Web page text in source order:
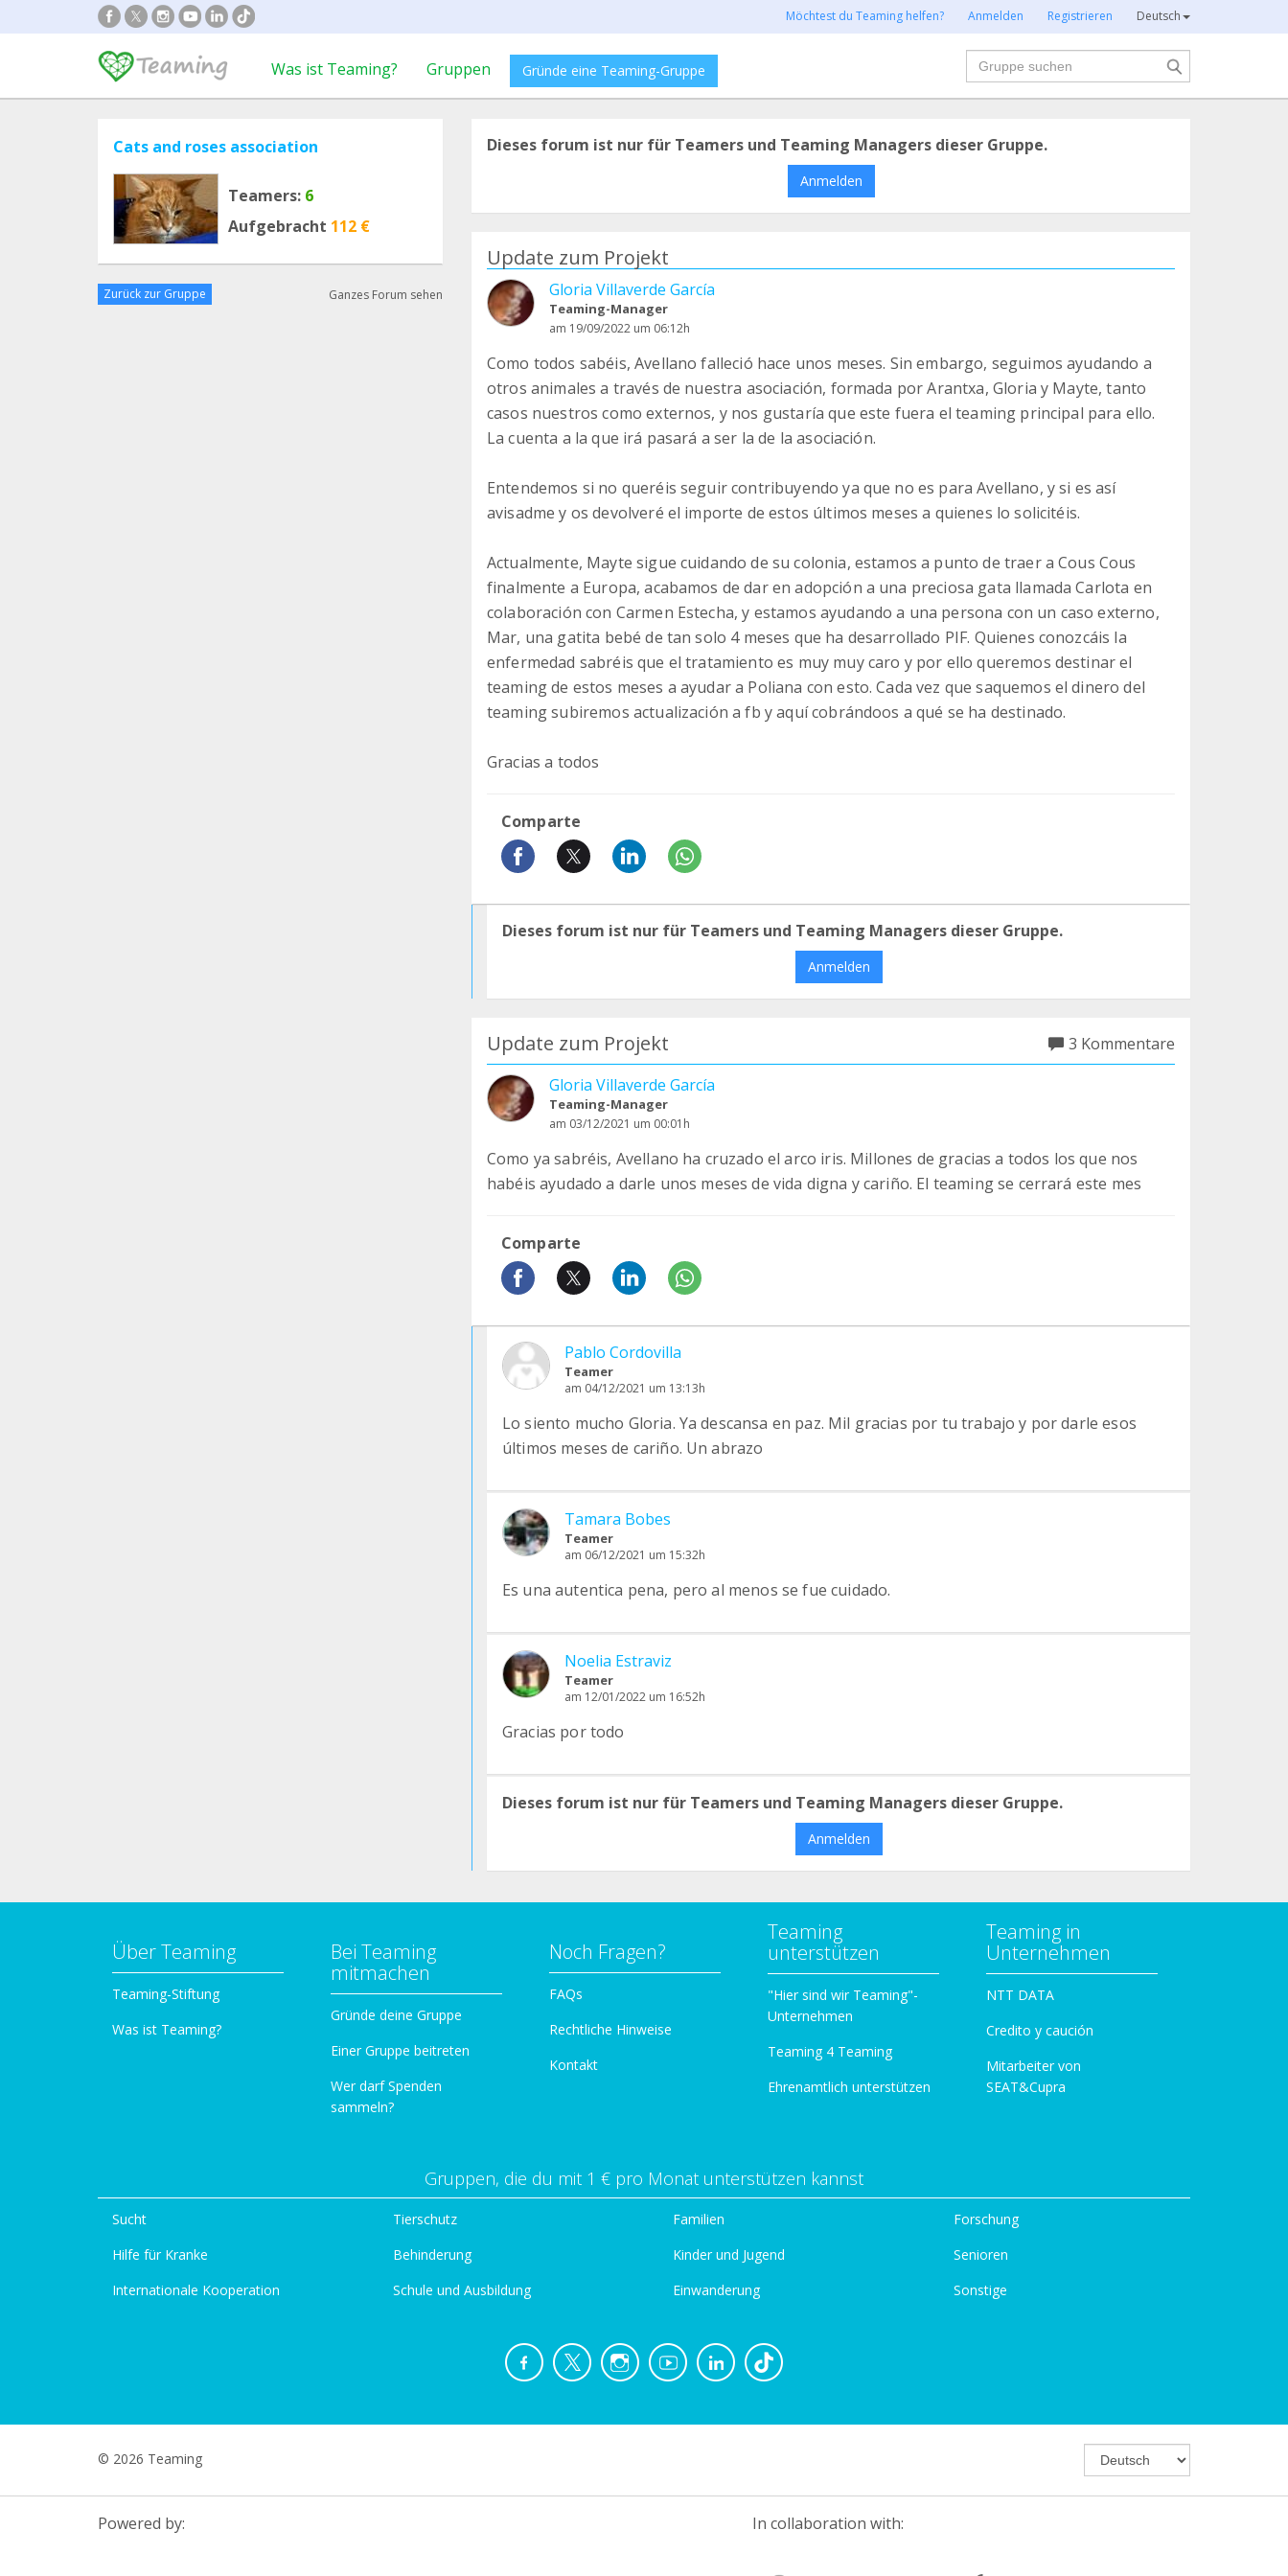
Möchtest du Teaming helfen? Anmelden Registrieren Deutsch
Was ist Teaming? Gruppen Gründe eine Teaming-Gruppe
Suche
Cats and roses association
Teamers: 6
Aufgebracht 112 €
Zurück zur Gruppe Ganzes Forum sehen
Dieses forum ist nur für Teamers und Teaming Managers dieser Gruppe.
Anmelden
Update zum Projekt
Gloria Villaverde García
Teaming-Manager
am 19/09/2022 um 06:12h
Como todos sabéis, Avellano falleció hace unos meses. Sin embargo, seguimos ayudando a
otros animales a través de nuestra asociación, formada por Arantxa, Gloria y Mayte, tanto
casos nuestros como externos, y nos gustaría que este fuera el teaming principal para ello.
La cuenta a la que irá pasará a ser la de la asociación.
Entendemos si no queréis seguir contribuyendo ya que no es para Avellano, y si es así
avisadme y os devolveré el importe de estos últimos meses a quienes lo solicitéis.
Actualmente, Mayte sigue cuidando de su colonia, estamos a punto de traer a Cous Cous
finalmente a Europa, acabamos de dar en adopción a una preciosa gata llamada Carlota en
colaboración con Carmen Estecha, y estamos ayudando a una persona con un caso externo,
Mar, una gatita bebé de tan solo 4 meses que ha desarrollado PIF. Quienes conozcáis la
enfermedad sabréis que el tratamiento es muy muy caro y por ello queremos destinar el
teaming de estos meses a ayudar a Poliana con esto. Cada vez que saquemos el dinero del
teaming subiremos actualización a fb y aquí cobrándoos a qué se ha destinado.
Gracias a todos
Comparte
Dieses forum ist nur für Teamers und Teaming Managers dieser Gruppe.
Anmelden
Update zum Projekt
3 Kommentare
Gloria Villaverde García
Teaming-Manager
am 03/12/2021 um 00:01h
Como ya sabréis, Avellano ha cruzado el arco iris. Millones de gracias a todos los que nos
habéis ayudado a darle unos meses de vida digna y cariño. El teaming se cerrará este mes
Comparte
Pablo Cordovilla
Teamer
am 04/12/2021 um 13:13h
Lo siento mucho Gloria. Ya descansa en paz. Mil gracias por tu trabajo y por darle esos
últimos meses de cariño. Un abrazo
Tamara Bobes
Teamer
am 06/12/2021 um 15:32h
Es una autentica pena, pero al menos se fue cuidado.
Noelia Estraviz
Teamer
am 12/01/2022 um 16:52h
Gracias por todo
Dieses forum ist nur für Teamers und Teaming Managers dieser Gruppe.
Anmelden
Über Teaming
Teaming-Stiftung
Was ist Teaming?
Bei Teaming
mitmachen
Gründe deine Gruppe
Einer Gruppe beitreten
Wer darf Spenden
sammeln?
Noch Fragen?
FAQs
Rechtliche Hinweise
Kontakt
Teaming
unterstützen
"Hier sind wir Teaming"-
Unternehmen
Teaming 4 Teaming
Ehrenamtlich unterstützen
Teaming in
Unternehmen
NTT DATA
Credito y caución
Mitarbeiter von
SEAT&Cupra
Gruppen, die du mit 1 € pro Monat unterstützen kannst
Sucht
Hilfe für Kranke
Internationale Kooperation
Tierschutz
Behinderung
Schule und Ausbildung
Familien
Kinder und Jugend
Einwanderung
Forschung
Senioren
Sonstige
© 2026 Teaming
Powered by: In collaboration with: